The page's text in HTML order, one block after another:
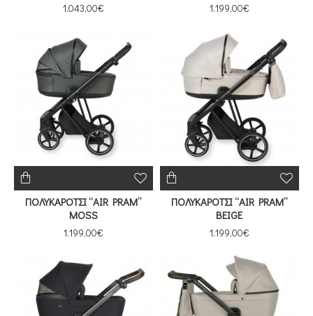
1.043,00€ 1.199,00€
ΠΟΛΥΚΑΡΟΤΣΙ “AIR PRAM”
MOSS
1.199,00€
ΠΟΛΥΚΑΡΟΤΣΙ “AIR PRAM”
BEIGE
1.199,00€